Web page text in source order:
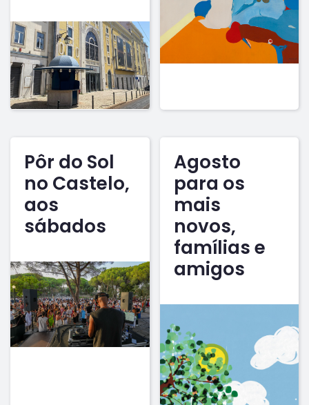
Pôr do Sol
no Castelo,
aos
sábados
Agosto
para os
mais
novos,
famílias e
amigos